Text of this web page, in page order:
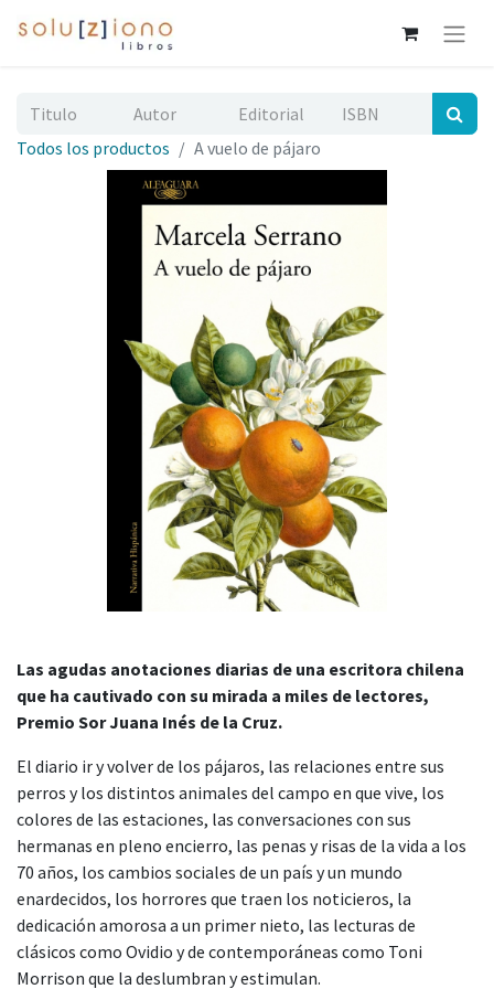
Todos los productos A vuelo de pájaro
Las agudas anotaciones diarias de una escritora chilena
que ha cautivado con su mirada a miles de lectores,
Premio Sor Juana Inés de la Cruz.
El diario ir y volver de los pájaros, las relaciones entre sus
perros y los distintos animales del campo en que vive, los
colores de las estaciones, las conversaciones con sus
hermanas en pleno encierro, las penas y risas de la vida a los
70 años, los cambios sociales de un país y un mundo
enardecidos, los horrores que traen los noticieros, la
dedicación amorosa a un primer nieto, las lecturas de
clásicos como Ovidio y de contemporáneas como Toni
Morrison que la deslumbran y estimulan.